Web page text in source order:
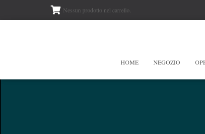
Nessun prodotto nel carrello.
HOME NEGOZIO